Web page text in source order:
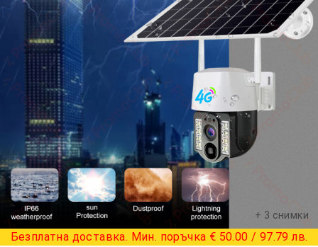
+ 3 снимки
Безплатна доставка. Мин. поръчка € 50.00 / 97.79 лв.